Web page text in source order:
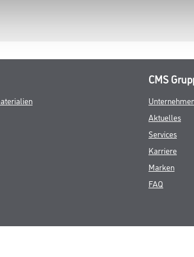
CMS
Aktuelles
Services
Karriere
Marken
FAQ